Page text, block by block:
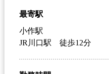
最寄駅
小作駅
JR川口駅 徒歩12分